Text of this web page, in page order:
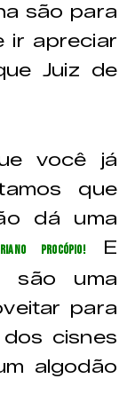
são para
ir apreciar
Juiz de
você já
que
dá uma
Procópio!E
são uma
para
cisnes
algodão